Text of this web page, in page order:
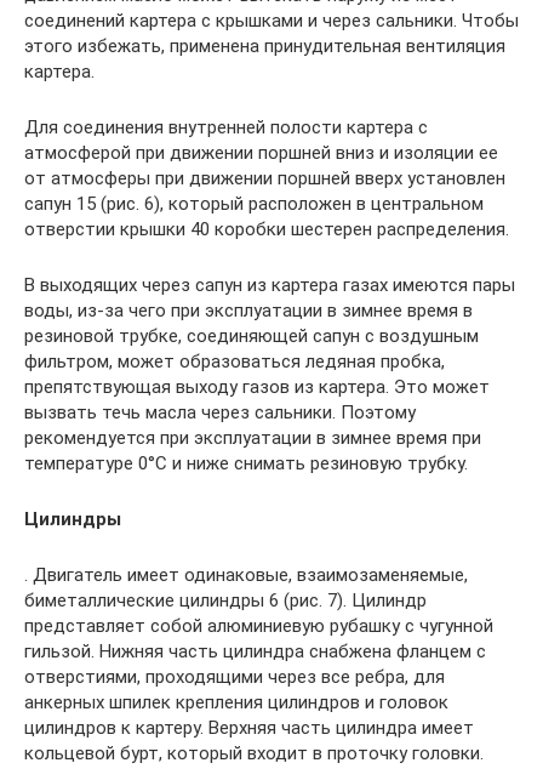
соединений картера с крышками и через сальники. Чтобы
этого избежать, применена принудительная вентиляция
картера.
Для соединения внутренней полости картера с
атмосферой при движении поршней вниз и изоляции ее
от атмосферы при движении поршней вверх установлен
сапун 15 (рис. 6), который расположен в центральном
отверстии крышки 40 коробки шестерен распределения.
В выходящих через сапун из картера газах имеются пары
воды, из-за чего при эксплуатации в зимнее время в
резиновой трубке, соединяющей сапун с воздушным
фильтром, может образоваться ледяная пробка,
препятствующая выходу газов из картера. Это может
вызвать течь масла через сальники. Поэтому
рекомендуется при эксплуатации в зимнее время при
температуре 0°С и ниже снимать резиновую трубку.
Цилиндры
. Двигатель имеет одинаковые, взаимозаменяемые,
биметаллические цилиндры 6 (рис. 7). Цилиндр
представляет собой алюминиевую рубашку с чугунной
гильзой. Нижняя часть цилиндра снабжена фланцем с
отверстиями, проходящими через все ребра, для
анкерных шпилек крепления цилиндров и головок
цилиндров к картеру. Верхняя часть цилиндра имеет
кольцевой бурт, который входит в проточку головки.